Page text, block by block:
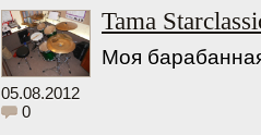
05.08.2012
0
Tama
Моя